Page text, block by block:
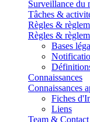
Surveillance du
Tâches &
Règles &
Règles &
Bases
Connaissances
Connaissances
Fiches
Liens
Team & Contact